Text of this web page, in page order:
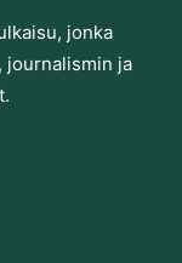
jonka
journalismin ja